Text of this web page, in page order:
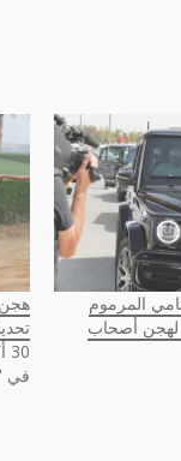
المرموم
لهجن أصحاب
30 أكتوبر، 2022
في